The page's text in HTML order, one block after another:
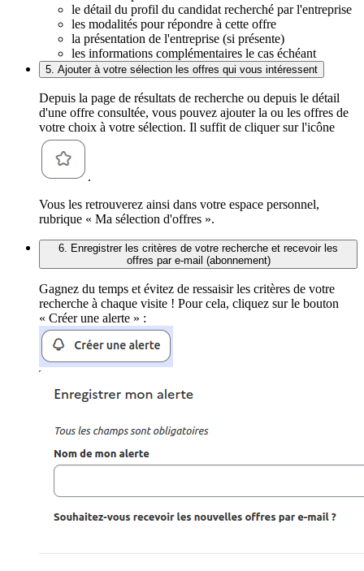
le détail du profil du candidat recherché par l'entreprise
les modalités pour répondre à cette offre
la présentation de l'entreprise (si présente)
les informations complémentaires le cas échéant
5. Ajouter à votre sélection les offres qui vous intéressent
Depuis la page de résultats de recherche ou depuis le détail
d'une offre consultée, vous pouvez ajouter la ou les offres de
votre choix à votre sélection. Il suffit de cliquer sur l'icône
.
Vous les retrouverez ainsi dans votre espace personnel,
rubrique « Ma sélection d'offres ».
6. Enregistrer les critères de votre recherche et recevoir les
offres par e-mail (abonnement)
Gagnez du temps et évitez de ressaisir les critères de votre
recherche à chaque visite ! Pour cela, cliquez sur le bouton
« Créer une alerte » :